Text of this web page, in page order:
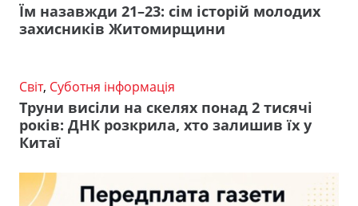
Їм назавжди 21–23: сім історій молодих
захисників Житомирщини
Світ, Суботня інформація
Труни висіли на скелях понад 2 тисячі
років: ДНК розкрила, хто залишив їх у
Китаї